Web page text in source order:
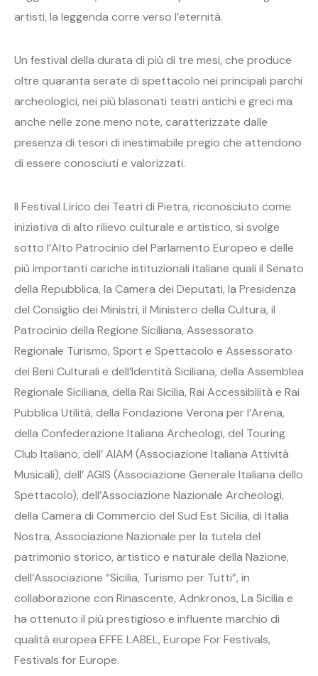
artisti, la leggenda corre verso l’eternità.
Un festival della durata di più di tre mesi, che produce
oltre quaranta serate di spettacolo nei principali parchi
archeologici, nei più blasonati teatri antichi e greci ma
anche nelle zone meno note, caratterizzate dalle
presenza di tesori di inestimabile pregio che attendono
di essere conosciuti e valorizzati.
Il Festival Lirico dei Teatri di Pietra, riconosciuto come
iniziativa di alto rilievo culturale e artistico, si svolge
sotto l’Alto Patrocinio del Parlamento Europeo e delle
più importanti cariche istituzionali italiane quali il Senato
della Repubblica, la Camera dei Deputati, la Presidenza
del Consiglio dei Ministri, il Ministero della Cultura, il
Patrocinio della Regione Siciliana, Assessorato
Regionale Turismo, Sport e Spettacolo e Assessorato
dei Beni Culturali e dell’Identità Siciliana, della Assemblea
Regionale Siciliana, della Rai Sicilia, Rai Accessibilità e Rai
Pubblica Utilità, della Fondazione Verona per l’Arena,
della Confederazione Italiana Archeologi, del Touring
Club Italiano, dell’ AIAM (Associazione Italiana Attività
Musicali), dell’ AGIS (Associazione Generale Italiana dello
Spettacolo), dell’Associazione Nazionale Archeologi,
della Camera di Commercio del Sud Est Sicilia, di Italia
Nostra, Associazione Nazionale per la tutela del
patrimonio storico, artistico e naturale della Nazione,
dell’Associazione “Sicilia, Turismo per Tutti”, in
collaborazione con Rinascente, Adnkronos, La Sicilia e
ha ottenuto il più prestigioso e influente marchio di
qualità europea EFFE LABEL, Europe For Festivals,
Festivals for Europe.